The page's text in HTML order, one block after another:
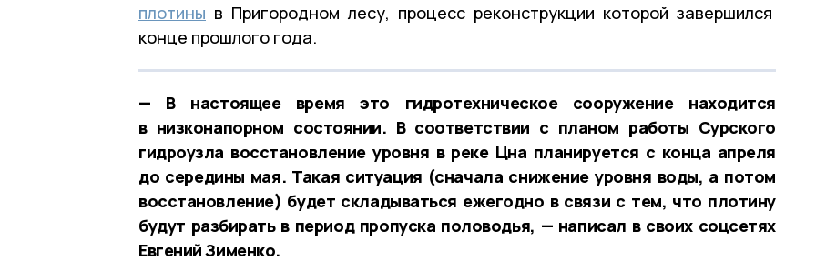
плотины в Пригородном лесу, процесс реконструкции которой завершился
конце прошлого года.
— В настоящее время это гидротехническое сооружение находится
в низконапорном состоянии. В соответствии с планом работы Сурского
гидроузла восстановление уровня в реке Цна планируется с конца апреля
до середины мая. Такая ситуация (сначала снижение уровня воды, а потом
восстановление) будет складываться ежегодно в связи с тем, что плотину
будут разбирать в период пропуска половодья, — написал в своих соцсетях
Евгений Зименко.